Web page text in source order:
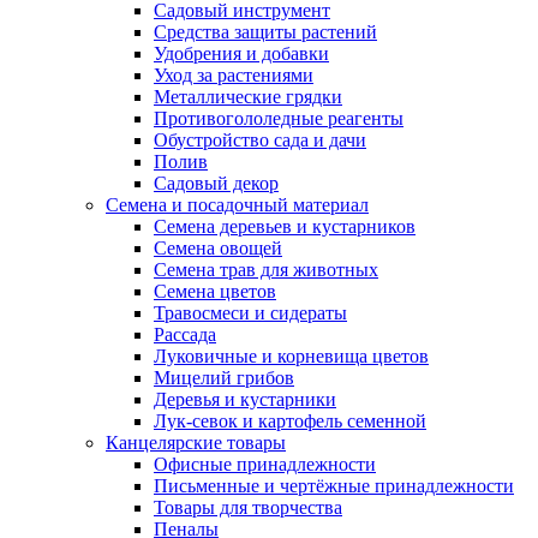
Садовый инструмент
Средства защиты растений
Удобрения и добавки
Уход за растениями
Металлические грядки
Противогололедные реагенты
Обустройство сада и дачи
Полив
Садовый декор
Семена и посадочный материал
Семена деревьев и кустарников
Семена овощей
Семена трав для животных
Семена цветов
Травосмеси и сидераты
Рассада
Луковичные и корневища цветов
Мицелий грибов
Деревья и кустарники
Лук-севок и картофель семенной
Канцелярские товары
Офисные принадлежности
Письменные и чертёжные принадлежности
Товары для творчества
Пеналы